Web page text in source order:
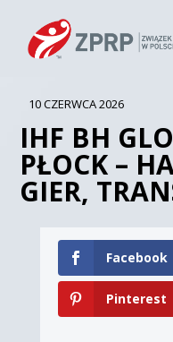
10 CZERWCA 2026
IHF BH
PŁOCK –
GIER,
Facebook
Pinterest